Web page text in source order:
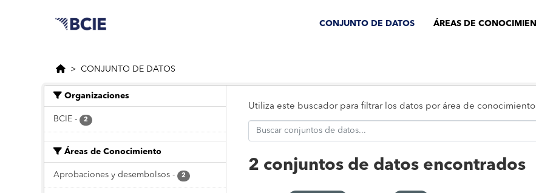
CONJUNTO DE DATOS ÁREAS DE
CONJUNTO DE DATOS
Organizaciones
BCIE - 2
Áreas de Conocimiento
Aprobaciones y desembolsos - 2
Utiliza este buscador para filtrar los datos por área de
2 conjuntos de datos encontrados